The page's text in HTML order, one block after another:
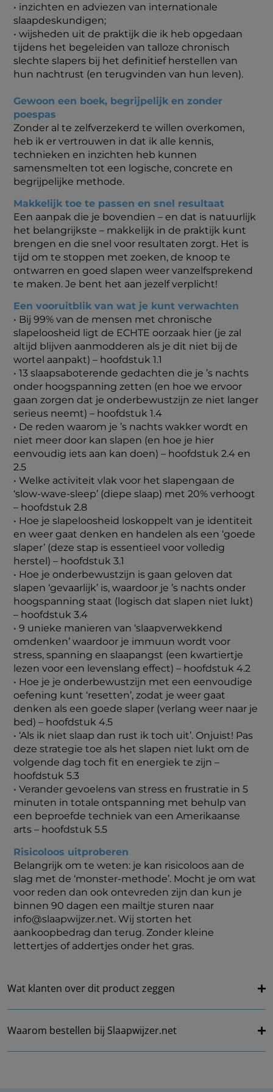
• inzichten en adviezen van internationale
slaapdeskundigen;
• wijsheden uit de praktijk die ik heb opgedaan
tijdens het begeleiden van talloze chronisch
slechte slapers bij het definitief herstellen van
hun nachtrust (en terugvinden van hun leven).
Gewoon een boek, begrijpelijk en zonder
poespas
Zonder al te zelfverzekerd te willen overkomen,
heb ik er vertrouwen in dat ik alle kennis,
technieken en inzichten heb kunnen
samensmelten tot een logische, concrete en
begrijpelijke methode.
Makkelijk toe te passen en snel resultaat
Een aanpak die je bovendien – en dat is natuurlijk
het belangrijkste – makkelijk in de praktijk kunt
brengen en die snel voor resultaten zorgt. Het is
tijd om te stoppen met zoeken, de knoop te
ontwarren en goed slapen weer vanzelfsprekend
te maken. Je bent het aan jezelf verplicht!
Een vooruitblik van wat je kunt verwachten
• Bij 99% van de mensen met chronische
slapeloosheid ligt de ECHTE oorzaak hier (je zal
altijd blijven aanmodderen als je dit niet bij de
wortel aanpakt) – hoofdstuk 1.1
• 13 slaapsaboterende gedachten die je ’s nachts
onder hoogspanning zetten (en hoe we ervoor
gaan zorgen dat je onderbewustzijn ze niet langer
serieus neemt) – hoofdstuk 1.4
• De reden waarom je ’s nachts wakker wordt en
niet meer door kan slapen (en hoe je hier
eenvoudig iets aan kan doen) – hoofdstuk 2.4 en
2.5
• Welke activiteit vlak voor het slapengaan de
‘slow-wave-sleep’ (diepe slaap) met 20% verhoogt
– hoofdstuk 2.8
• Hoe je slapeloosheid loskoppelt van je identiteit
en weer gaat denken en handelen als een ‘goede
slaper’ (deze stap is essentieel voor volledig
herstel) – hoofdstuk 3.1
• Hoe je onderbewustzijn is gaan geloven dat
slapen ‘gevaarlijk’ is, waardoor je ’s nachts onder
hoogspanning staat (logisch dat slapen niet lukt)
– hoofdstuk 3.4
• 9 unieke manieren van ‘slaapverwekkend
omdenken’ waardoor je immuun wordt voor
stress, spanning en slaapangst (een kwartiertje
lezen voor een levenslang effect) – hoofdstuk 4.2
• Hoe je je onderbewustzijn met een eenvoudige
oefening kunt ‘resetten’, zodat je weer gaat
denken als een goede slaper (verlang weer naar je
bed) – hoofdstuk 4.5
• ‘Als ik niet slaap dan rust ik toch uit’. Onjuist! Pas
deze strategie toe als het slapen niet lukt om de
volgende dag toch fit en energiek te zijn –
hoofdstuk 5.3
• Verander gevoelens van stress en frustratie in 5
minuten in totale ontspanning met behulp van
een beproefde techniek van een Amerikaanse
arts – hoofdstuk 5.5
Risicoloos uitproberen
Belangrijk om te weten: je kan risicoloos aan de
slag met de ‘monster-methode’. Mocht je om wat
voor reden dan ook ontevreden zijn dan kun je
binnen 90 dagen een mailtje sturen naar
info@slaapwijzer.net. Wij storten het
aankoopbedrag dan terug. Zonder kleine
lettertjes of addertjes onder het gras.
Wat klanten over dit product zeggen
Waarom bestellen bij Slaapwijzer.net